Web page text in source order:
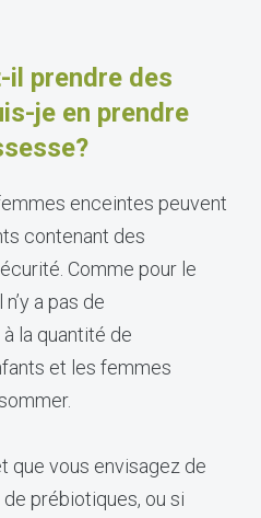
il prendre des
je en prendre
enceintes peuvent
contenant des
Comme pour le
a pas de
la quantité de
et les femmes
que vous envisagez de
prébiotiques, ou si